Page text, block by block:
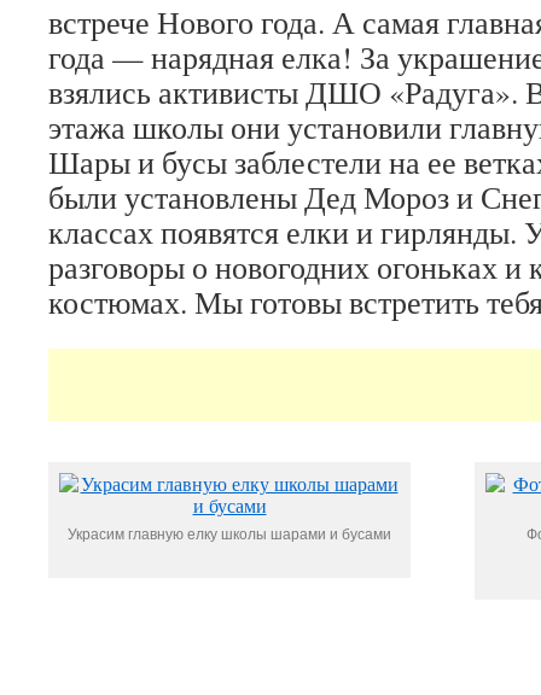
встрече Нового года. А самая
года — нарядная елка! За
взялись активисты ДШО «Радуга».
этажа школы они установили
Шары и бусы заблестели на ее
были установлены Дед Мороз и
классах появятся елки и
разговоры о новогодних огоньках и
костюмах. Мы готовы встретить
Украсим главную елку школы шарами и бусами